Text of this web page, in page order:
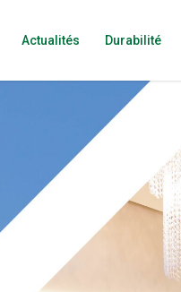
Actualités Durabilité